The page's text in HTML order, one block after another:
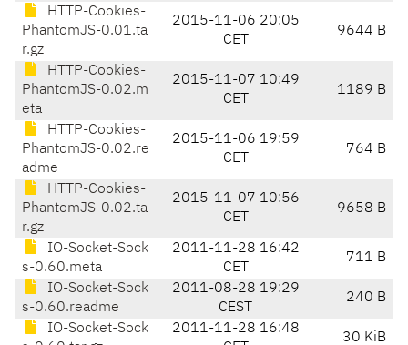
HTTP-Cookies-
PhantomJS-0.01.ta
r.gz
2015-11-06 20:05
CET
9644 B
HTTP-Cookies-
PhantomJS-0.02.m
eta
2015-11-07 10:49
CET
1189 B
HTTP-Cookies-
PhantomJS-0.02.re
adme
2015-11-06 19:59
CET
764 B
HTTP-Cookies-
PhantomJS-0.02.ta
r.gz
2015-11-07 10:56
CET
9658 B
IO-Socket-Sock
s-0.60.meta
2011-11-28 16:42
CET
711 B
IO-Socket-Sock
s-0.60.readme
2011-08-28 19:29
CEST
240 B
IO-Socket-Sock
2011-11-28 16:48
30 KiB